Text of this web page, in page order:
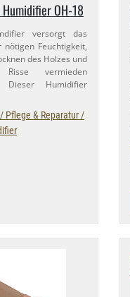
OH-​18
versorgt das
Feuchtigkeit,
des Holzes und
Risse vermieden
Dieser Humidifier
/ Pflege & Reparatur /